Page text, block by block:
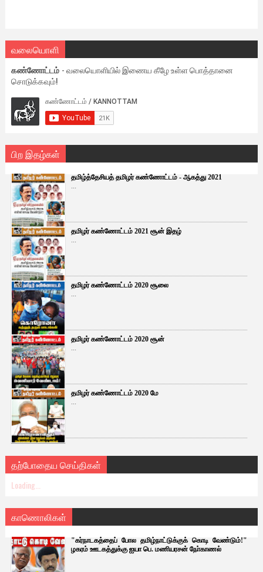
வலையொளி
கண்ணோட்டம் - வலையொளியில் இணைய கீழே உள்ள பொத்தானை
சொடுக்கவும்!
பிற இதழ்கள்
தமிழ்த்தேசியத் தமிழர் கண்ணோட்டம் - ஆகத்து 2021
...
தமிழர் கண்ணோட்டம் 2021 சூன் இதழ்
...
தமிழர் கண்ணோட்டம் 2020 சூலை
...
தமிழர் கண்ணோட்டம் 2020 சூன்
...
தமிழர் கண்ணோட்டம் 2020 மே
...
தற்போதைய செய்திகள்
Loading...
காணொலிகள்
"கர்நாடகத்தைப் போல தமிழ்நாட்டுக்குக் கொடி வேண்டும்!"
ழகரம் ஊடகத்துக்கு ஐயா பெ. மணியரசன் நோ்காணல்